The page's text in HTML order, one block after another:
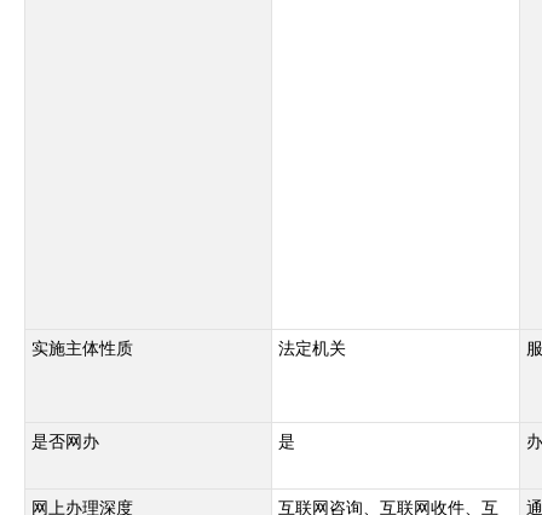
实施主体性质 法定机关
是否网办 是
网上办理深度
互联网咨询、互联网收件、互